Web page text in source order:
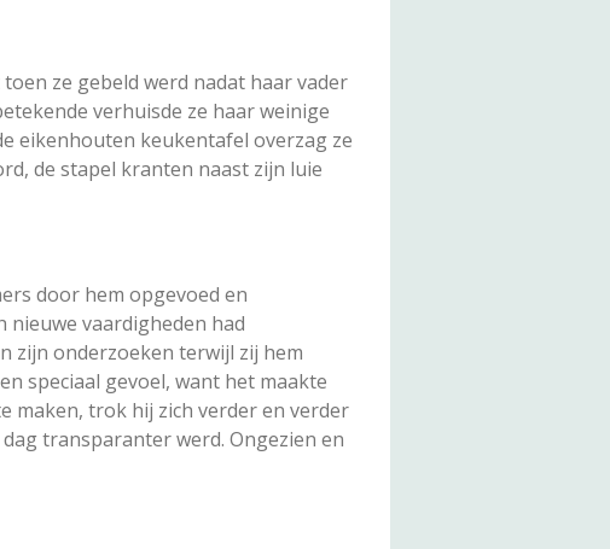
ze gebeld werd nadat haar vader
verhuisde ze haar weinige
eikenhouten keukentafel overzag ze
de stapel kranten naast zijn luie
door hem opgevoed en
vaardigheden had
zijn onderzoeken terwijl zij hem
speciaal gevoel, want het maakte
maken, trok hij zich verder en verder
transparanter werd. Ongezien en